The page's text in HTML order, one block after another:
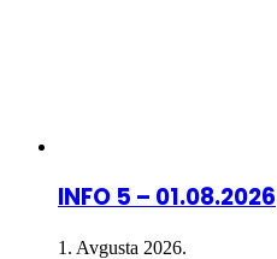
INFO 5 – 01.08.2026
1. Avgusta 2026.